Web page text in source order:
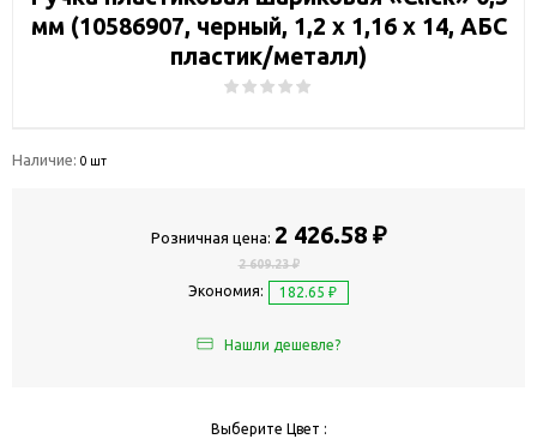
мм (10586907, черный, 1,2 х 1,16 х 14, АБС
пластик/металл)
Наличие: 0 шт
Розничная цена: 2 426.58 ₽
2 609.23 ₽
Экономия: 182.65 ₽
Нашли дешевле?
Выберите Цвет :